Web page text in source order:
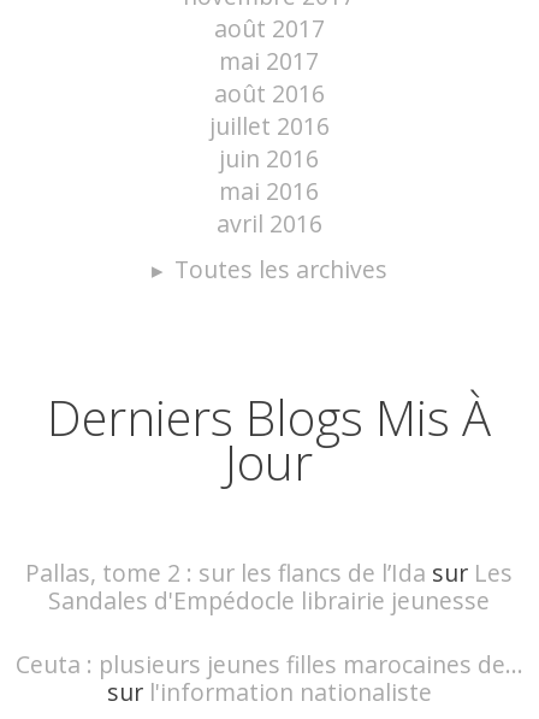
août 2017
mai 2017
août 2016
juillet 2016
juin 2016
mai 2016
avril 2016
Toutes les archives
Derniers Blogs Mis À
Jour
Pallas, tome 2 : sur les flancs de l’Ida sur Les
Sandales d'Empédocle librairie jeunesse
Ceuta : plusieurs jeunes filles marocaines de...
sur l'information nationaliste